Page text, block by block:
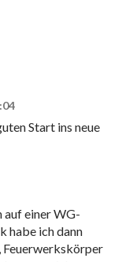
Start ins neue
auf einer WG-
habe ich dann
Feuerwerkskörper